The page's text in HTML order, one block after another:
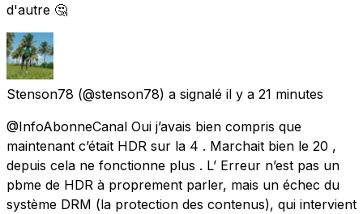
d'autre 🤔
Stenson78 (@stenson78) a signalé il y a 21 minutes
@InfoAbonneCanal Oui j’avais bien compris que
maintenant c’était HDR sur la 4 . Marchait bien le 20 ,
depuis cela ne fonctionne plus . L’ Erreur n’est pas un
pbme de HDR à proprement parler, mais un échec du
système DRM (la protection des contenus), qui intervient